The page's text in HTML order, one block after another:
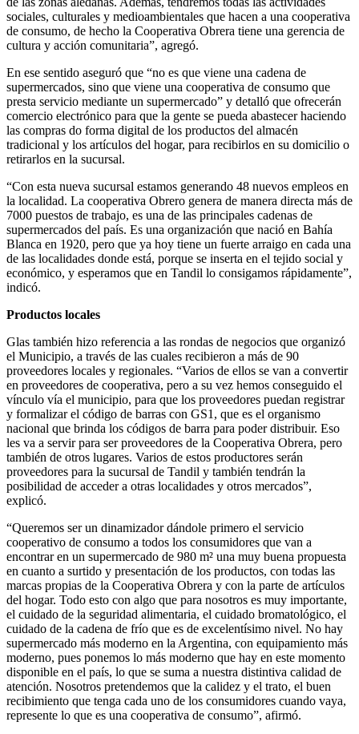
sociales, culturales y medioambientales que hacen a una cooperativa
de consumo, de hecho la Cooperativa Obrera tiene una gerencia de
cultura y acción comunitaria”, agregó.
En ese sentido aseguró que “no es que viene una cadena de
supermercados, sino que viene una cooperativa de consumo que
presta servicio mediante un supermercado” y detalló que ofrecerán
comercio electrónico para que la gente se pueda abastecer haciendo
las compras do forma digital de los productos del almacén
tradicional y los artículos del hogar, para recibirlos en su domicilio o
retirarlos en la sucursal.
“Con esta nueva sucursal estamos generando 48 nuevos empleos en
la localidad. La cooperativa Obrero genera de manera directa más de
7000 puestos de trabajo, es una de las principales cadenas de
supermercados del país. Es una organización que nació en Bahía
Blanca en 1920, pero que ya hoy tiene un fuerte arraigo en cada una
de las localidades donde está, porque se inserta en el tejido social y
económico, y esperamos que en Tandil lo consigamos rápidamente”,
indicó.
Productos locales
Glas también hizo referencia a las rondas de negocios que organizó
el Municipio, a través de las cuales recibieron a más de 90
proveedores locales y regionales. “Varios de ellos se van a convertir
en proveedores de cooperativa, pero a su vez hemos conseguido el
vínculo vía el municipio, para que los proveedores puedan registrar
y formalizar el código de barras con GS1, que es el organismo
nacional que brinda los códigos de barra para poder distribuir. Eso
les va a servir para ser proveedores de la Cooperativa Obrera, pero
también de otros lugares. Varios de estos productores serán
proveedores para la sucursal de Tandil y también tendrán la
posibilidad de acceder a otras localidades y otros mercados”,
explicó.
“Queremos ser un dinamizador dándole primero el servicio
cooperativo de consumo a todos los consumidores que van a
encontrar en un supermercado de 980 m² una muy buena propuesta
en cuanto a surtido y presentación de los productos, con todas las
marcas propias de la Cooperativa Obrera y con la parte de artículos
del hogar. Todo esto con algo que para nosotros es muy importante,
el cuidado de la seguridad alimentaria, el cuidado bromatológico, el
cuidado de la cadena de frío que es de excelentísimo nivel. No hay
supermercado más moderno en la Argentina, con equipamiento más
moderno, pues ponemos lo más moderno que hay en este momento
disponible en el país, lo que se suma a nuestra distintiva calidad de
atención. Nosotros pretendemos que la calidez y el trato, el buen
recibimiento que tenga cada uno de los consumidores cuando vaya,
represente lo que es una cooperativa de consumo”, afirmó.